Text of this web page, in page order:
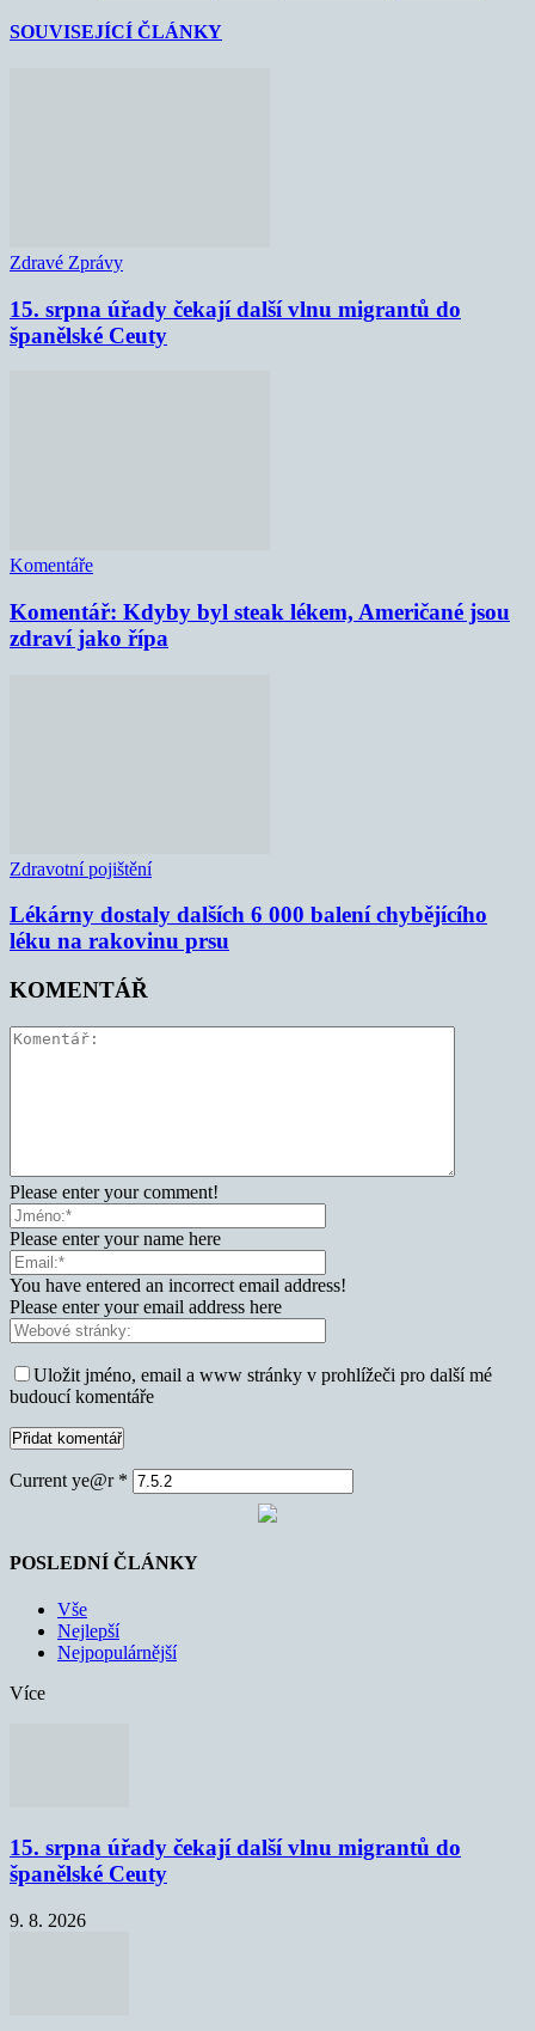
SOUVISEJÍCÍ ČLÁNKY
Zdravé Zprávy
15. srpna úřady čekají další vlnu migrantů do
španělské Ceuty
Komentáře
Komentář: Kdyby byl steak lékem, Američané jsou
zdraví jako řípa
Zdravotní pojištění
Lékárny dostaly dalších 6 000 balení chybějícího
léku na rakovinu prsu
KOMENTÁŘ
Please enter your comment!
Please enter your name here
You have entered an incorrect email address!
Please enter your email address here
Uložit jméno, email a www stránky v prohlížeči pro další mé
budoucí komentáře
Current ye@r *
POSLEDNÍ ČLÁNKY
Vše
Nejlepší
Nejpopulárnější
Více
15. srpna úřady čekají další vlnu migrantů do
španělské Ceuty
9. 8. 2026